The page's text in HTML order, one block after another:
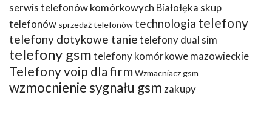
serwis telefonów komórkowych Białołęka skup
telefonów sprzedaż telefonów technologia telefony
telefony dotykowe tanietelefony dual sim
telefony gsmtelefony komórkowe mazowieckie
Telefony voip dla firm Wzmacniacz gsm
wzmocnienie sygnału gsm zakupy